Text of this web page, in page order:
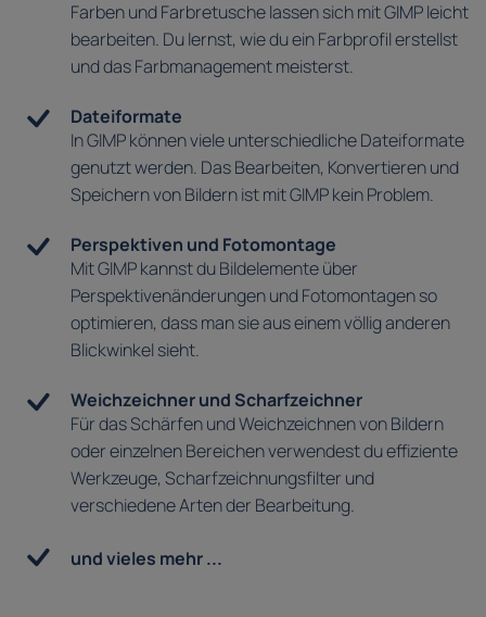
Farben und Farbretusche lassen sich mit GIMP leicht
bearbeiten. Du lernst, wie du ein Farbprofil erstellst
und das Farbmanagement meisterst.
Dateiformate
In GIMP können viele unterschiedliche Dateiformate
genutzt werden. Das Bearbeiten, Konvertieren und
Speichern von Bildern ist mit GIMP kein Problem.
Perspektiven und Fotomontage
Mit GIMP kannst du Bildelemente über
Perspektivenänderungen und Fotomontagen so
optimieren, dass man sie aus einem völlig anderen
Blickwinkel sieht.
Weichzeichner und Scharfzeichner
Für das Schärfen und Weichzeichnen von Bildern
oder einzelnen Bereichen verwendest du effiziente
Werkzeuge, Scharfzeichnungsfilter und
verschiedene Arten der Bearbeitung.
und vieles mehr ...